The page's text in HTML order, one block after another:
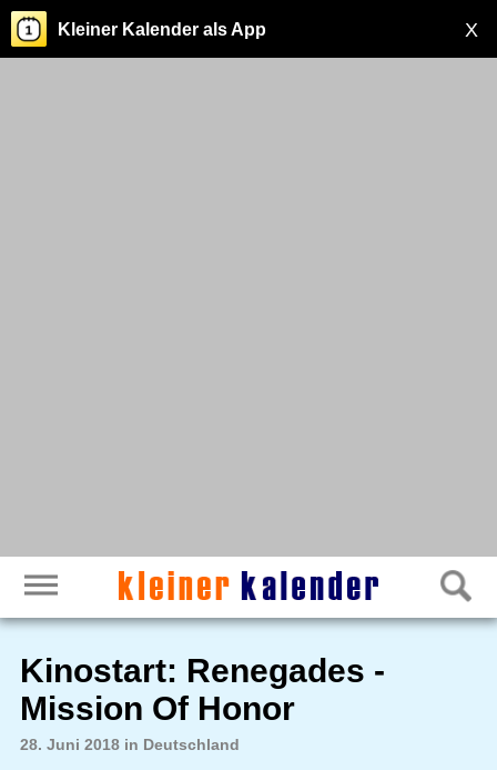
X
Kleiner Kalender als App
Kinostart: Renegades -
Mission Of Honor
28. Juni 2018 in Deutschland